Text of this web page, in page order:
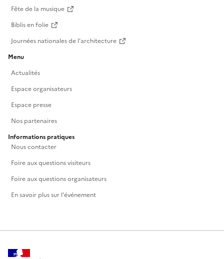
Fête de la musique
Biblis en folie
Journées nationales de l'architecture
Menu
Actualités
Espace organisateurs
Espace presse
Nos partenaires
Informations pratiques
Nous contacter
Foire aux questions visiteurs
Foire aux questions organisateurs
En savoir plus sur l'événement